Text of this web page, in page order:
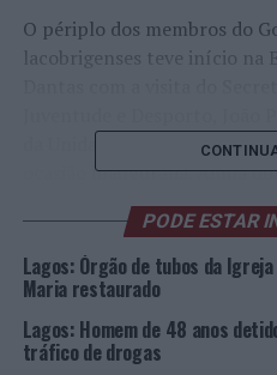
O périplo dos membros do
lacobrigenses teve início na
da Unidade de Alto
ocasião inaugurada. Ainda
de Mário Campolargo,
Digitalização e
Espaço Cidadão de Lagos
do Concelho séc. XXI [ndr:
A ETAR de Lagos foi outro
caso, pelo Ministro do
PODE ESTAR
Lagos: Órgão de tubos da
Maria restaurado
Lagos: Homem de 48 anos
tráfico de drogas